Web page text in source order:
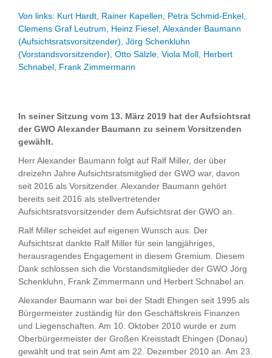
Von links: Kurt Hardt, Rainer Kapellen, Petra Schmid-Enkel,
Clemens Graf Leutrum, Heinz Fiesel, Alexander Baumann
(Aufsichtsratsvorsitzender), Jörg Schenkluhn
(Vorstandsvorsitzender), Otto Sälzle, Viola Moll, Herbert
Schnabel, Frank Zimmermann
In seiner Sitzung vom 13. März 2019 hat der Aufsichtsrat
der GWO Alexander Baumann zu seinem Vorsitzenden
gewählt.
Herr Alexander Baumann folgt auf Ralf Miller, der über
dreizehn Jahre Aufsichtsratsmitglied der GWO war, davon
seit 2016 als Vorsitzender. Alexander Baumann gehört
bereits seit 2016 als stellvertretender
Aufsichtsratsvorsitzender dem Aufsichtsrat der GWO an.
Ralf Miller scheidet auf eigenen Wunsch aus. Der
Aufsichtsrat dankte Ralf Miller für sein langjähriges,
herausragendes Engagement in diesem Gremium. Diesem
Dank schlossen sich die Vorstandsmitglieder der GWO Jörg
Schenkluhn, Frank Zimmermann und Herbert Schnabel an.
Alexander Baumann war bei der Stadt Ehingen seit 1995 als
Bürgermeister zuständig für den Geschäftskreis Finanzen
und Liegenschaften. Am 10. Oktober 2010 wurde er zum
Oberbürgermeister der Großen Kreisstadt Ehingen (Donau)
gewählt und trat sein Amt am 22. Dezember 2010 an. Am 23.